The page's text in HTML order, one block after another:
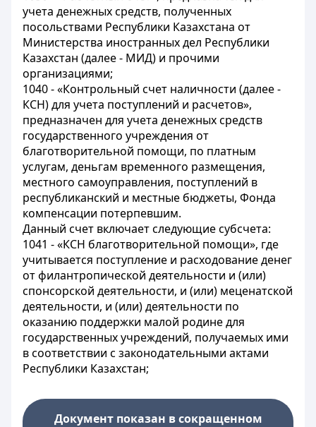
учета денежных средств, полученных
посольствами Республики Казахстана от
Министерства иностранных дел Республики
Казахстан (далее - МИД) и прочими
организациями;
1040 - «Контрольный счет наличности (далее -
КСН) для учета поступлений и расчетов»,
предназначен для учета денежных средств
государственного учреждения от
благотворительной помощи, по платным
услугам, деньгам временного размещения,
местного самоуправления, поступлений в
республиканский и местные бюджеты, Фонда
компенсации потерпевшим.
Данный счет включает следующие субсчета:
1041 - «КСН благотворительной помощи», где
учитывается поступление и расходование денег
от филантропической деятельности и (или)
спонсорской деятельности, и (или) меценатской
деятельности, и (или) деятельности по
оказанию поддержки малой родине для
государственных учреждений, получаемых ими
в соответствии с законодательными актами
Республики Казахстан;
Документ показан в сокращенном